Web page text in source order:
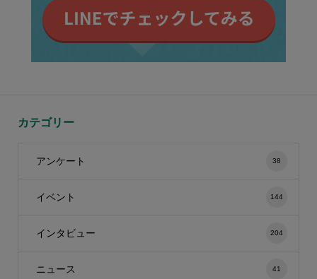
カテゴリー
アンケート 38
イベント 144
インタビュー 204
ニュース 41